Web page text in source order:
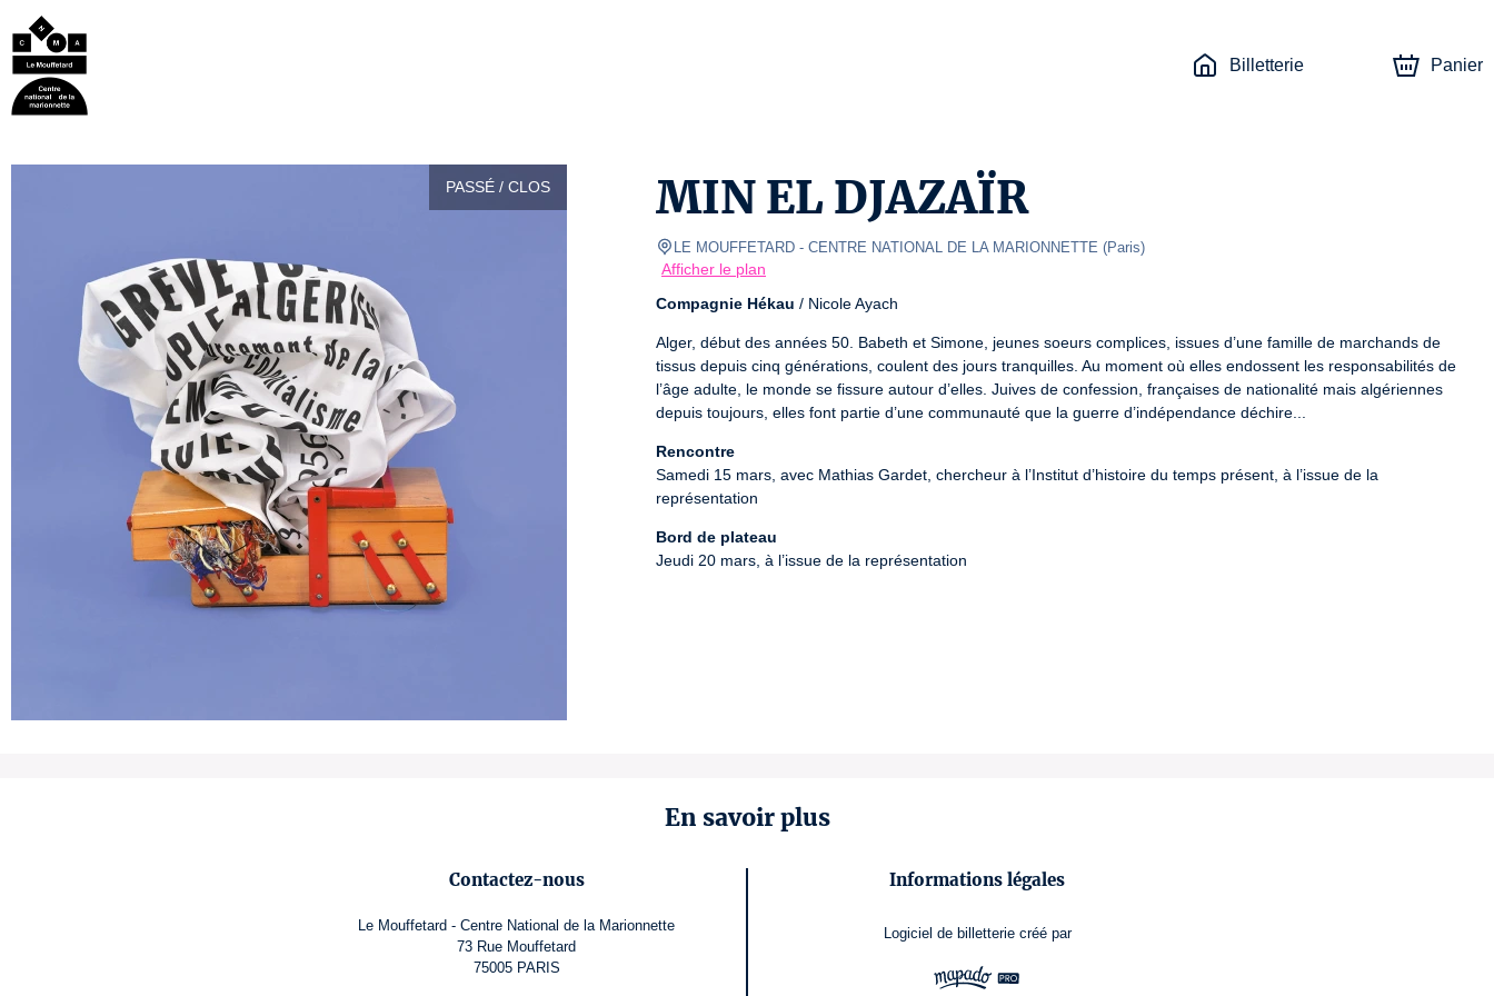
Billetterie Panier
PASSÉ / CLOS MIN EL DJAZAÏR
LE MOUFFETARD - CENTRE NATIONAL DE LA MARIONNETTE (Paris)
Afficher le plan
Compagnie Hékau / Nicole Ayach
Alger, début des années 50. Babeth et Simone, jeunes soeurs complices, issues d’une famille de marchands de
tissus depuis cinq générations, coulent des jours tranquilles. Au moment où elles endossent les responsabilités de
l’âge adulte, le monde se fissure autour d’elles. Juives de confession, françaises de nationalité mais algériennes
depuis toujours, elles font partie d’une communauté que la guerre d’indépendance déchire...
Rencontre
Samedi 15 mars, avec Mathias Gardet, chercheur à l’Institut d’histoire du temps présent, à l’issue de la
représentation
Bord de plateau
Jeudi 20 mars, à l’issue de la représentation
En savoir plus
Contactez-nous
Le Mouffetard - Centre National de la Marionnette
73 Rue Mouffetard
75005 PARIS
Informations légales
Logiciel de billetterie créé par